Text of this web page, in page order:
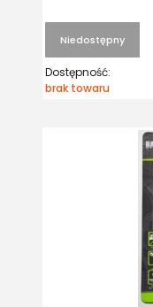
Niedostępny
Dostępność:
brak towaru